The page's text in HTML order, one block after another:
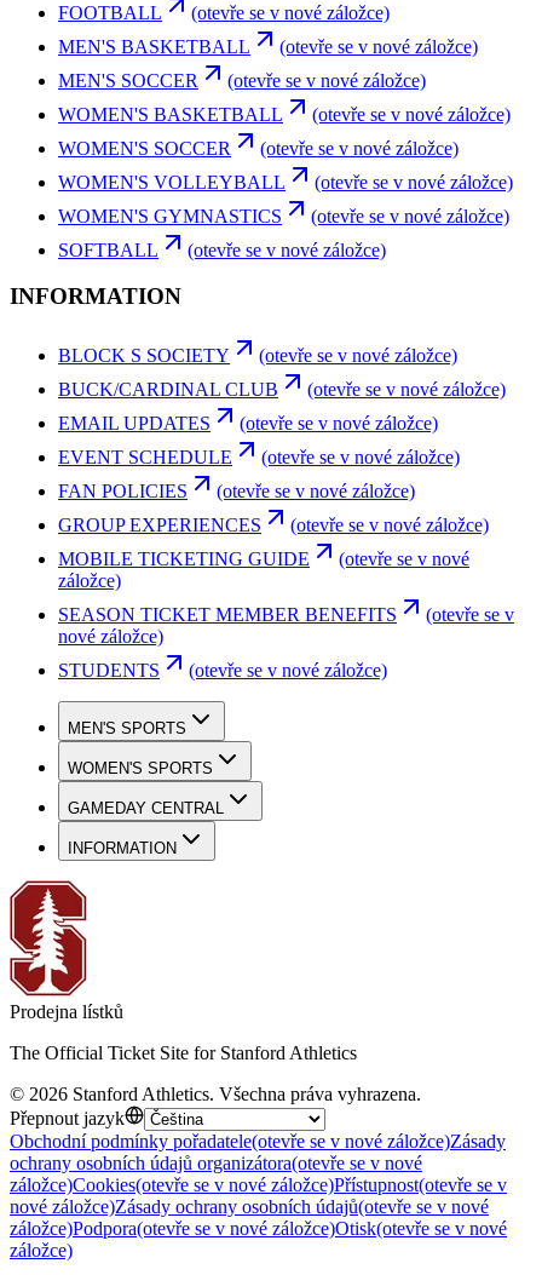
FOOTBALL
(otevře se v nové záložce)
MEN'S BASKETBALL
(otevře se v nové záložce)
MEN'S SOCCER
(otevře se v nové záložce)
WOMEN'S BASKETBALL
(otevře se v nové záložce)
WOMEN'S SOCCER
(otevře se v nové záložce)
WOMEN'S VOLLEYBALL
(otevře se v nové záložce)
WOMEN'S GYMNASTICS
(otevře se v nové záložce)
SOFTBALL
(otevře se v nové záložce)
INFORMATION
BLOCK S SOCIETY
(otevře se v nové záložce)
BUCK/CARDINAL CLUB
(otevře se v nové záložce)
EMAIL UPDATES
(otevře se v nové záložce)
EVENT SCHEDULE
(otevře se v nové záložce)
FAN POLICIES
(otevře se v nové záložce)
GROUP EXPERIENCES
(otevře se v nové záložce)
MOBILE TICKETING GUIDE
(otevře se v nové
záložce)
SEASON TICKET MEMBER BENEFITS
(otevře se v
nové záložce)
STUDENTS
(otevře se v nové záložce)
MEN'S SPORTS
WOMEN'S SPORTS
GAMEDAY CENTRAL
INFORMATION
Prodejna lístků
The Official Ticket Site for Stanford Athletics
© 2026 Stanford Athletics. Všechna práva vyhrazena.
Přepnout jazyk
Obchodní podmínky pořadatele(otevře se v nové záložce)Zásady
ochrany osobních údajů organizátora(otevře se v nové
záložce)Cookies(otevře se v nové záložce)Přístupnost(otevře se v
nové záložce)Zásady ochrany osobních údajů(otevře se v nové
záložce)Podpora(otevře se v nové záložce)Otisk(otevře se v nové
záložce)